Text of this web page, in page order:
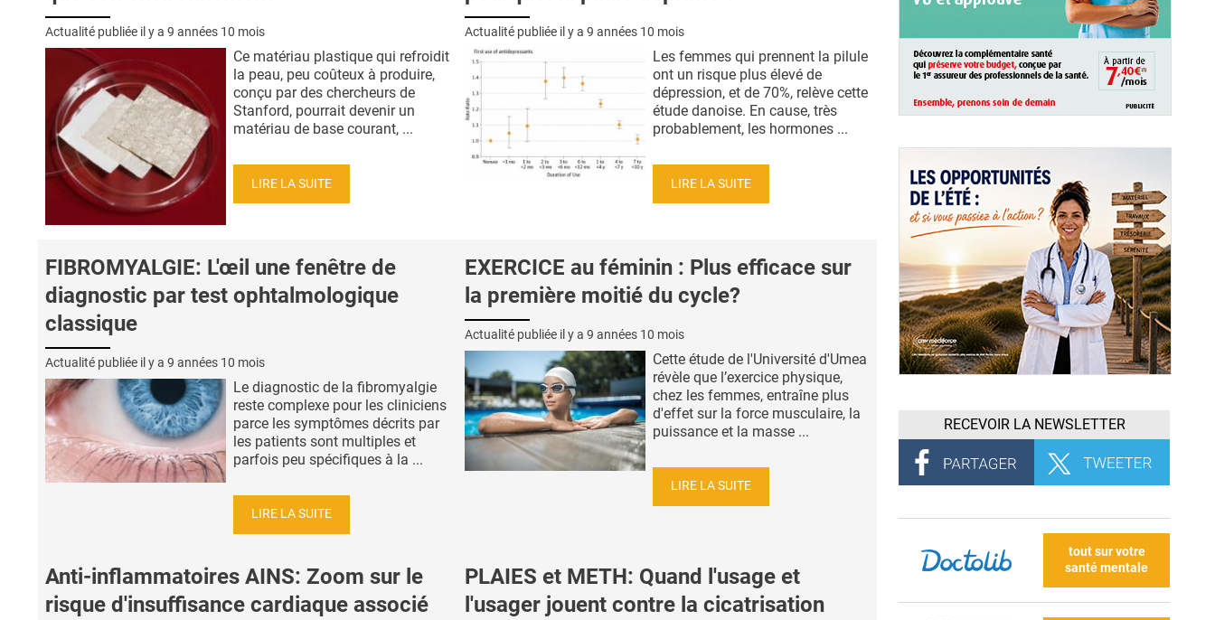
Actualité publiée il y a 9 années 10 mois
Ce matériau plastique qui refroidit
la peau, peu coûteux à produire,
conçu par des chercheurs de
Stanford, pourrait devenir un
matériau de base courant, ...
LIRE LA SUITE
Actualité publiée il y a 9 années 10 mois
Les femmes qui prennent la pilule
ont un risque plus élevé de
dépression, et de 70%, relève cette
étude danoise. En cause, très
probablement, les hormones ...
LIRE LA SUITE
FIBROMYALGIE: L'œil une fenêtre de
diagnostic par test ophtalmologique
classique
Actualité publiée il y a 9 années 10 mois
Le diagnostic de la fibromyalgie
reste complexe pour les cliniciens
parce les symptômes décrits par
les patients sont multiples et
parfois peu spécifiques à la ...
LIRE LA SUITE
EXERCICE au féminin : Plus efficace sur
la première moitié du cycle?
Actualité publiée il y a 9 années 10 mois
Cette étude de l'Université d'Umea
révèle que l’exercice physique,
chez les femmes, entraîne plus
d'effet sur la force musculaire, la
puissance et la masse ...
LIRE LA SUITE
Anti-inflammatoires AINS: Zoom sur le
risque d'insuffisance cardiaque associé
PLAIES et METH: Quand l'usage et
l'usager jouent contre la cicatrisation
RECEVOIR LA NEWSLETTER
tout sur votre
santé mentale